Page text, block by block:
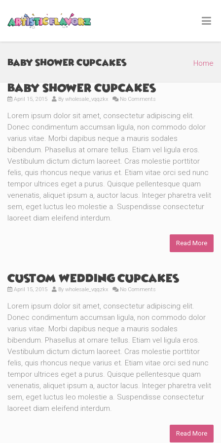
Baby Shower Cupcakes Home
Baby Shower Cupcakes
April 15, 2015 By wholesale_vqqzkx No Comments
Lorem ipsum dolor sit amet, consectetur adipiscing elit.
Donec condimentum accumsan ligula, non commodo dolor
varius vitae. Morbi dapibus neque a mauris sodales
bibendum. Phasellus at ornare tellus. Etiam vel ligula eros.
Vestibulum dictum dictum laoreet. Cras molestie porttitor
felis, quis rhoncus neque varius et. Etiam vitae orci sed nunc
tempor ultrices eget a purus. Quisque pellentesque quam
venenatis, aliquet ipsum a, auctor lacus. Integer pharetra velit
sem, eget luctus leo molestie a. Suspendisse consectetur
laoreet diam eleifend interdum.
Read More
Custom Wedding Cupcakes
April 15, 2015 By wholesale_vqqzkx No Comments
Lorem ipsum dolor sit amet, consectetur adipiscing elit.
Donec condimentum accumsan ligula, non commodo dolor
varius vitae. Morbi dapibus neque a mauris sodales
bibendum. Phasellus at ornare tellus. Etiam vel ligula eros.
Vestibulum dictum dictum laoreet. Cras molestie porttitor
felis, quis rhoncus neque varius et. Etiam vitae orci sed nunc
tempor ultrices eget a purus. Quisque pellentesque quam
venenatis, aliquet ipsum a, auctor lacus. Integer pharetra velit
sem, eget luctus leo molestie a. Suspendisse consectetur
laoreet diam eleifend interdum.
Read More